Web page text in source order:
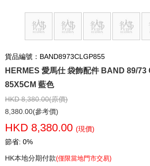
貨品編號：BAND8973CLGP855
HERMES 愛馬仕 袋飾配件 BAND 89/73
85X5CM 藍色
HKD 8,380.00(原價)
8,380.00(參考價)
HKD 8,380.00 (現價)
節省: 0%
HK本地分期付款(僅限當地門市交易)